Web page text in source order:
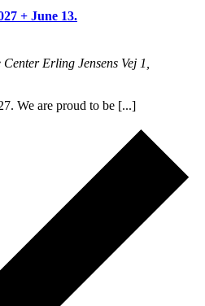
+ June 13.
Center Erling Jensens Vej 1,
We are proud to be [...]